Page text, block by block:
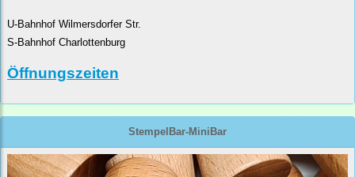
U-Bahnhof Wilmersdorfer Str.
S-Bahnhof Charlottenburg
Öffnungszeiten
StempelBar-MiniBar